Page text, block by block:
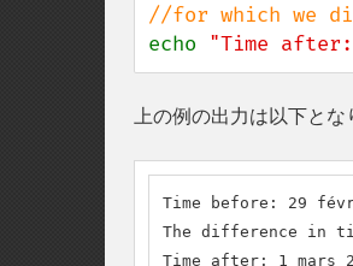
echo "Time
上の例の出力は以下とな
Time before: 29
The difference in
Time after: 1 mars